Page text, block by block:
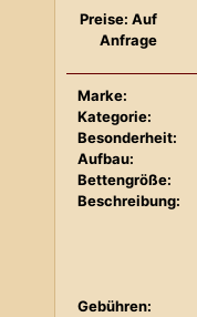
Preise: Auf
Anfrage
Marke:
Kategorie:
Besonderheit:
Aufbau:
Bettengröße:
Beschreibung:
Gebühren: